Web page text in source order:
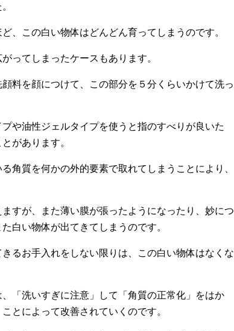
、この白い物体はどんどん育ってしまうのです。
ってしまったケースもあります。
料を顔につけて、この部分を５分くらいかけて洗っ
や油性ジェルタイプを使うと指のすべりが良いた
があります。
角質を何かの外的要素で取れてしまうことにより、
すが、また薄い膜が張ったようになったり、妙につ
白い物体が出てきてしまうのです。
るお手入れをしない限りは、この白い物体はなくな
「洗いすぎに注意」して「角質の正常化」をはか
とによって改善されていくのです。